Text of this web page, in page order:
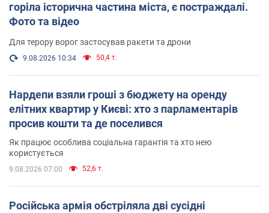
горіла історична частина міста, є постраждалі.
Фото та відео
Для терору ворог застосував ракети та дрони
9.08.2026 10:34 50,4 т.
Нардепи взяли гроші з бюджету на оренду
елітних квартир у Києві: хто з парламентарів
просив кошти та де поселився
Як працює особлива соціальна гарантія та хто нею
користується
9.08.2026 07:00 52,6 т.
Російська армія обстріляла дві сусідні